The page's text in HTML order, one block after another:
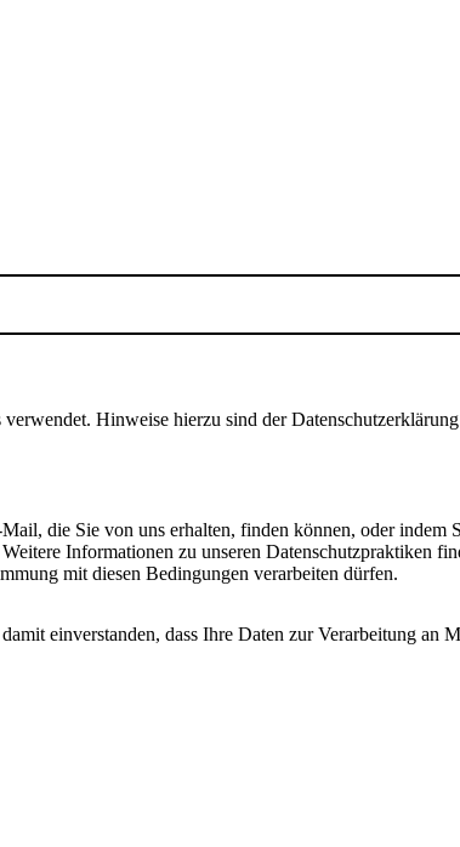
Hinweise hierzu sind der
die Sie von uns erhalten, finden können, oder indem
Informationen zu unseren Datenschutzpraktiken
mit diesen Bedingungen verarbeiten dürfen.
einverstanden, dass Ihre Daten zur Verarbeitung an